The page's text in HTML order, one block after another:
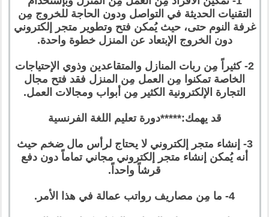
التقنيات الحديثة في التواصل ودون الحاجة للخروج مِن
غرفة النوم حتى، حيث يُمكن فتح وتطوير متجر إلكتروني
دون الخروج الإبتعاد عن المنزل خطوة واحدة.
2- كثيراً مِن ربات المنازل والمتقاعدين وذوي الإحتياجات
الخاصة تمكنوا مِن العمل مِن المنزل فقد فتح مجال
التجارة الإلكترونية الكثير مِن أبواب ومجالات العمل.
قد يهمك:*****دورة تعليم اللغة الفرنسية
3- إنشاء متجر إلكتروني لا يحتاج لرأس مال ضخم حيث
أنه يُمكن إنشاء متجر إلكتروني مجاني تماماً دون دفع
قرشاً واحداً.
4- ما مِن مصاريف رواتب عمالة في هذا الأمر.